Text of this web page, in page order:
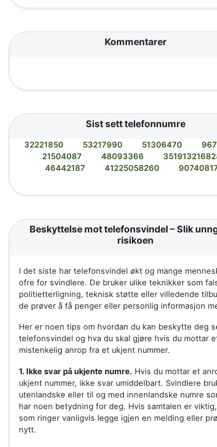
Kommentarer
Sist sett telefonnumre
32221850 53217990 51306470
21504087
48093366
46442187
41225058260
Beskyttelse mot telefonsvindel – Slik
risikoen
I det siste har telefonsvindel økt og mange
ofre for svindlere. De bruker ulike teknikker som
politietterligning, teknisk støtte eller villedende
de prøver å få penger eller personlig informasjon
Her er noen tips om hvordan du kan beskytte deg
telefonsvindel og hva du skal gjøre hvis du mottar
mistenkelig anrop fra et ukjent nummer.
1. Ikke svar på ukjente numre. Hvis du mottar et
ukjent nummer, ikke svar umiddelbart. Svindlere
utenlandske eller til og med innenlandske numre
har noen betydning for deg. Hvis samtalen er
som ringer vanligvis legge igjen en melding eller
nytt.